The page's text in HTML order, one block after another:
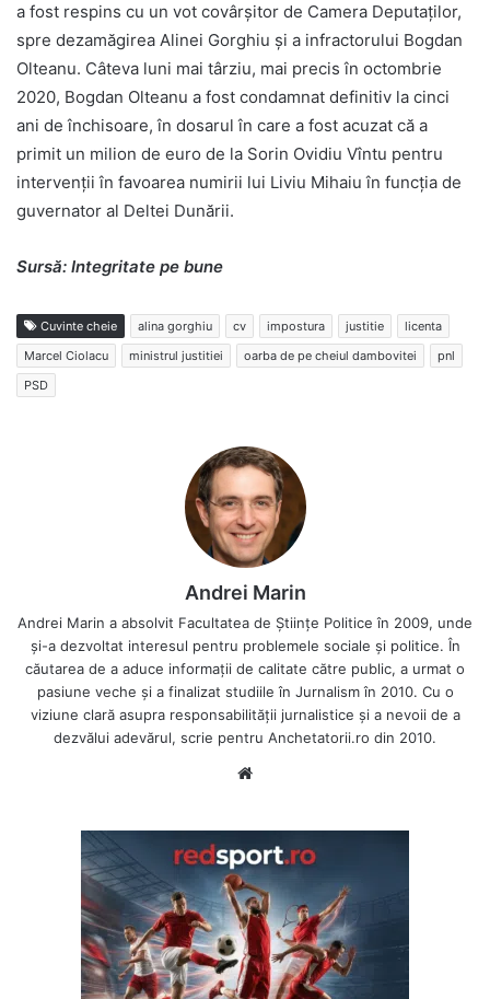
a fost respins cu un vot covârșitor de Camera Deputaților,
spre dezamăgirea Alinei Gorghiu și a infractorului Bogdan
Olteanu. Câteva luni mai târziu, mai precis în octombrie
2020, Bogdan Olteanu a fost condamnat definitiv la cinci
ani de închisoare, în dosarul în care a fost acuzat că a
primit un milion de euro de la Sorin Ovidiu Vîntu pentru
intervenții în favoarea numirii lui Liviu Mihaiu în funcția de
guvernator al Deltei Dunării.
Sursă: Integritate pe bune
Cuvinte cheie alina gorghiu cv impostura justitie
licenta
Marcel Ciolacu
ministrul justitiei oarba de pe cheiul dambovitei
pnl
PSD
Andrei Marin
Andrei Marin a absolvit Facultatea de Științe Politice în 2009, unde
și-a dezvoltat interesul pentru problemele sociale și politice. În
căutarea de a aduce informații de calitate către public, a urmat o
pasiune veche și a finalizat studiile în Jurnalism în 2010. Cu o
viziune clară asupra responsabilității jurnalistice și a nevoii de a
dezvălui adevărul, scrie pentru Anchetatorii.ro din 2010.